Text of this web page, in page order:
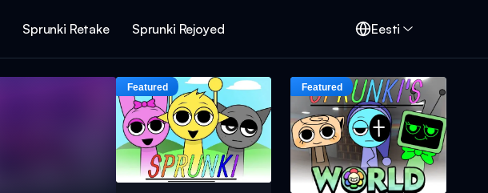
Sprunki Retake Sprunki Rejoyed Eesti